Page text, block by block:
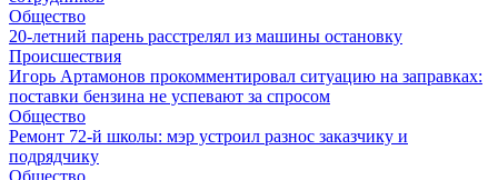
Общество
20-летний парень расстрелял из машины остановку
Происшествия
Игорь Артамонов прокомментировал ситуацию на заправках:
поставки бензина не успевают за спросом
Общество
Ремонт 72‑й школы: мэр устроил разнос заказчику и
подрядчику
Общество